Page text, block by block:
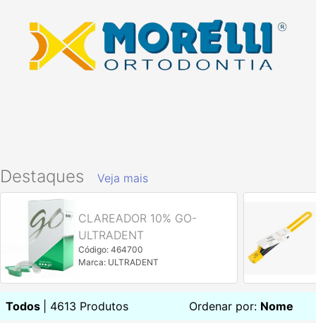
Destaques Veja mais
CLAREADOR 10% GO-
ULTRADENT
Código: 464700
Marca: ULTRADENT
Todos | 4613 Produtos Ordenar por: Nome